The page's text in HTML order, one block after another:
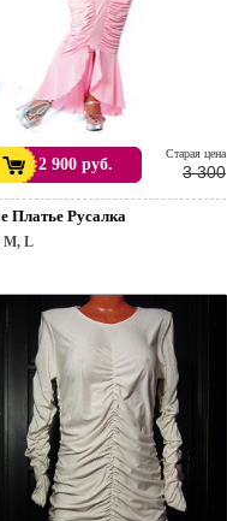
Платье Русалка
M, L
2 900 руб.
Cтарая цена
3 300